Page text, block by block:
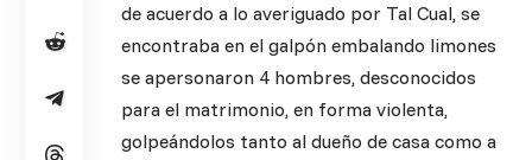
de acuerdo a lo averiguado por Tal Cual, se
encontraba en el galpón embalando limones
se apersonaron 4 hombres, desconocidos
para el matrimonio, en forma violenta,
golpeándolos tanto al dueño de casa como a